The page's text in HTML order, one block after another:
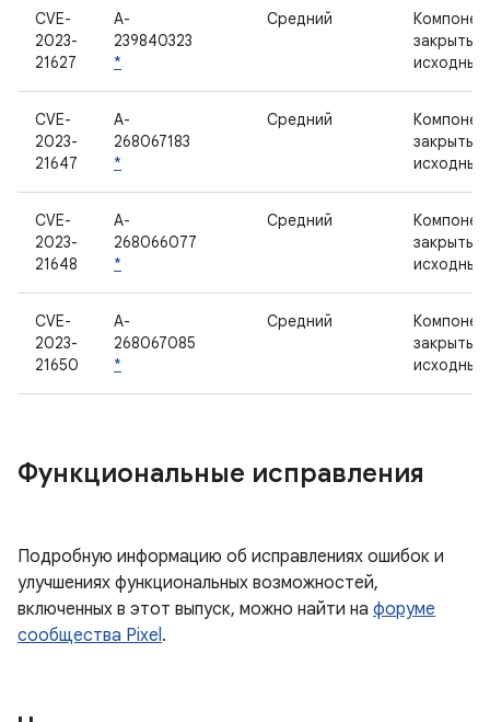
CVE-
2023-
21627
A-
239840323
*
Средний
закрытым
CVE-
2023-
21647
A-
268067183
*
Средний
закрытым
CVE-
2023-
21648
A-
268066077
*
Средний
закрытым
CVE-
2023-
21650
A-
268067085
*
Средний
закрытым
Функциональные исправления
Подробную информацию об исправлениях ошибок и
улучшениях функциональных возможностей,
включенных в этот выпуск, можно найти на форуме
сообщества Pixel.